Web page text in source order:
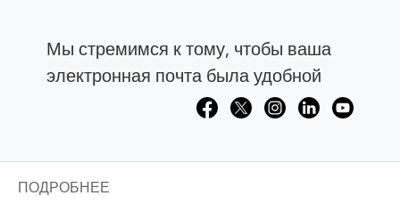
Мы стремимся к тому, чтобы ваша
электронная почта была удобной
ПОДРОБНЕЕ